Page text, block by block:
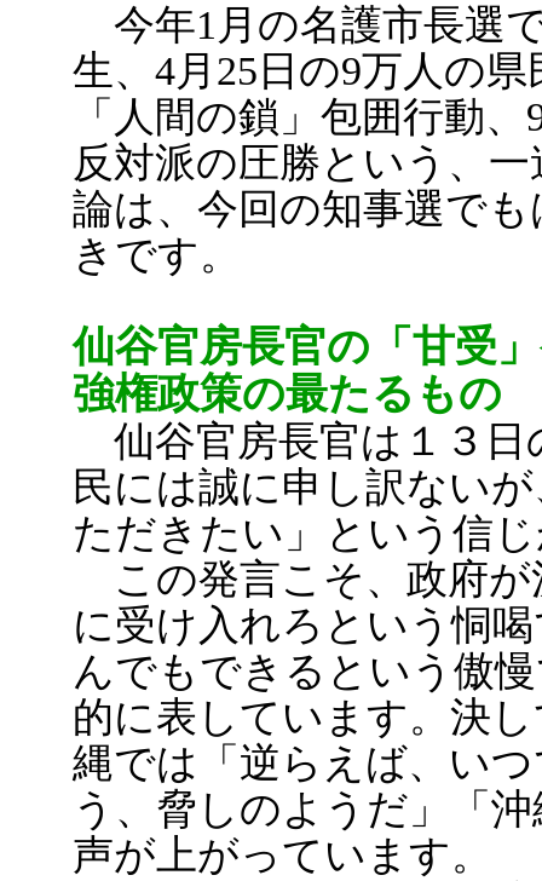
今年1月の名護市長選
生、4月25日の9万人の
「人間の鎖」包囲行動
反対派の圧勝という、
論は、今回の知事選で
きです。
仙谷官房長官の「甘受
強権政策の最たるもの
仙谷官房長官は１３日
民には誠に申し訳ない
ただきたい」という信
この発言こそ、政府が
に受け入れろという恫
んでもできるという傲
的に表しています。決
縄では「逆らえば、い
う、脅しのようだ」「
声が上がっています。